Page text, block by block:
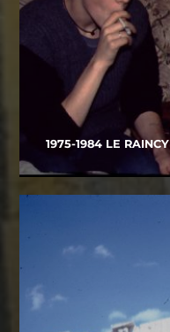
1975-1984 LE RAINCY